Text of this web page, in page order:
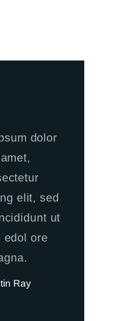
dolor
elit, sed
ut
edol ore
Ray